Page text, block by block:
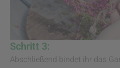
Schritt 3:
Abschließend bindet ihr das